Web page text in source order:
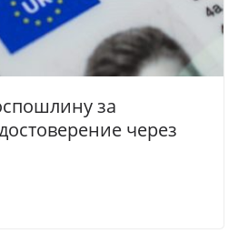
за
через